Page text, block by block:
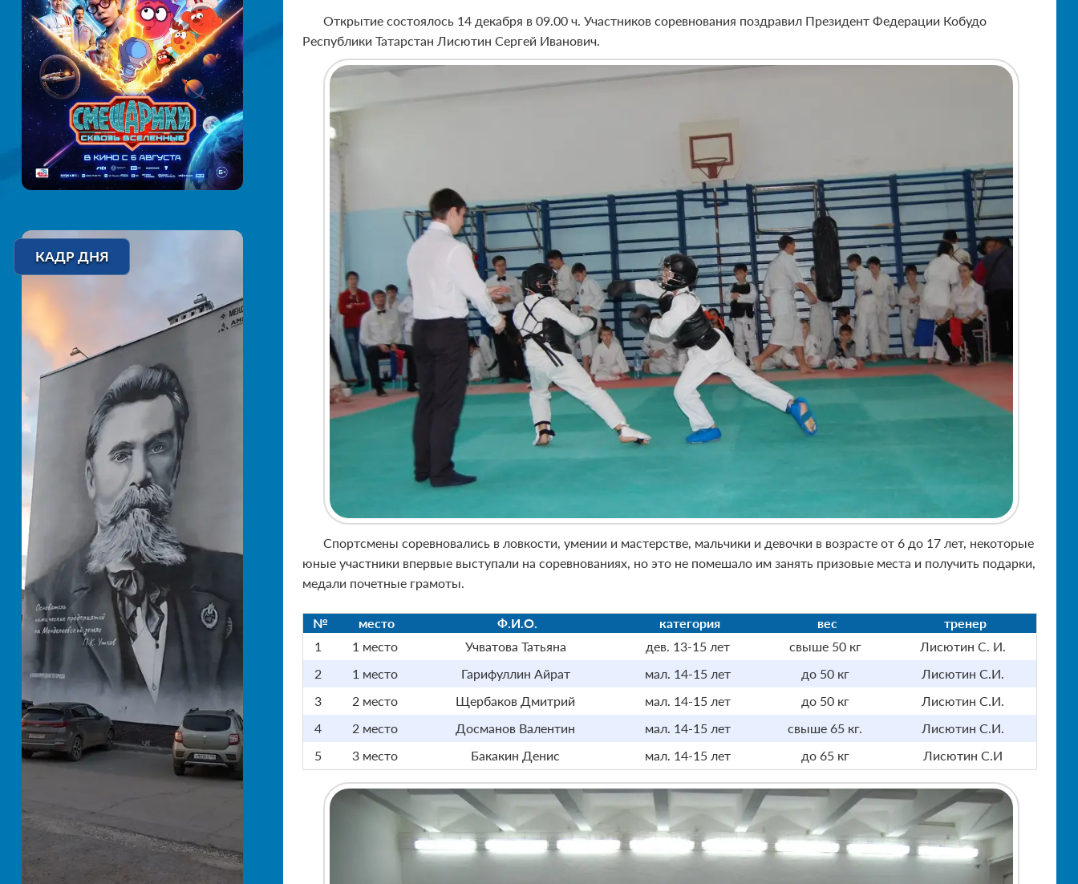
КАДР ДНЯ
Открытие состоялось 14 декабря в 09.00 ч. Участников соревнования поздравил Президент Федерации Кобудо
Республики Татарстан Лисютин Сергей Иванович.
Спортсмены соревновались в ловкости, умении и мастерстве, мальчики и девочки в возрасте от 6 до 17 лет, некоторые
юные участники впервые выступали на соревнованиях, но это не помешало им занять призовые места и получить подарки,
медали почетные грамоты.
№ место Ф.И.О. категория вес
тренер
1
1 место Учватова Татьяна дев. 13-15 лет свыше 50 кг
Лисютин С. И.
2
1 место Гарифуллин Айрат мал. 14-15 лет до 50 кг
Лисютин С.И.
3
2 место Щербаков Дмитрий мал. 14-15 лет до 50 кг
Лисютин С.И.
4
2 место Досманов Валентин мал. 14-15 лет свыше 65 кг.
Лисютин С.И.
5
3 место Бакакин Денис мал. 14-15 лет до 65 кг Лисютин С.И